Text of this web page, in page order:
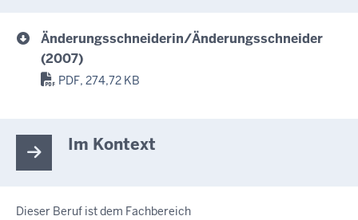
Änderungsschneiderin/Änderungsschneider
(2007)
PDF, 274,72 KB
Im Kontext
Dieser Beruf ist dem Fachbereich